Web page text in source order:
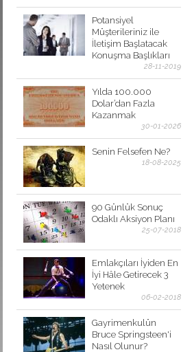
Potansiyel
Müşterileriniz ile
İletişim Başlatacak
Konuşma Başlıkları
28-11-2019
Yılda 100.000
Dolar’dan Fazla
Kazanmak
30-01-2026
Senin Felsefen Ne?
18-08-2025
90 Günlük Sonuç
Odaklı Aksiyon Planı
25-07-2018
Emlakçıları İyiden En
İyi Hâle Getirecek 3
Yetenek
06-02-2018
Gayrimenkulün
Bruce Springsteen'i
Nasıl Olunur?